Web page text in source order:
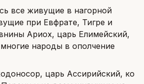
все живущие в нагорной
при Евфрате, Тигре и
Ариох, царь Елимейский,
народы в ополчение
царь Ассирийский, ко